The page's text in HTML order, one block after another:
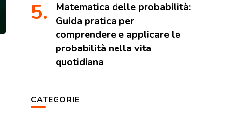
Matematica delle probabilità:
Guida pratica per
comprendere e applicare le
probabilità nella vita
quotidiana
CATEGORIE